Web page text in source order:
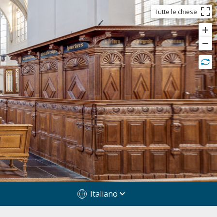
Tutte le chiese
Italiano